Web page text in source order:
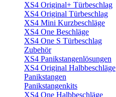
XS4 Original+ Türbeschlag
XS4 Original Türbeschlag
XS4 Mini Kurzbeschläge
XS4 One Beschläge
XS4 One S Türbeschlag
Zubehör
XS4 Panikstangenlösungen
XS4 Original Halbbeschläge
Panikstangen
Panikstangenkits
XS4 One Halbbeschläge